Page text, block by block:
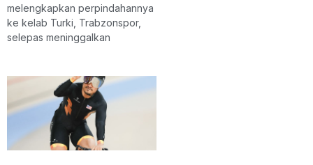
melengkapkan perpindahannya
ke kelab Turki, Trabzonspor,
selepas meninggalkan